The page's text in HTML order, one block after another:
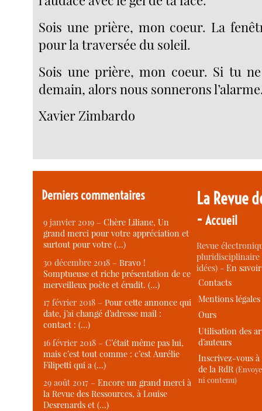
Sois une prière, mon coeur. La
pour la traversée du soleil.
Sois une prière, mon coeur. Si tu
demain, alors nous sonnerons
Xavier Zimbardo
Derniers commentaires
9 janvier 2019 –Chère Liliane, Un
grand merci pour votre appréciation et
surtout pour votre (…)
30 décembre 2018 –Bravo !
Somptueuse et riche présentation de ce
merveilleux poète et érudit. (…)
17 février 2018 –Pour cette annonce qui
date, j’ai changé d’adresse mail :
contact : (…)
16 février 2018 –C’était même pas lui,
mais c’est tout comme : c’est Aurélie
Filipetti qui a (…)
29 août 2017 –Encore un grand merci à
la Revue des Ressources, à Louise
Desrenards et (…)
La Revue
-Accueil
Revue
idées) -En
Contacts
Mentions légales
Ours
Utilisation des
d’auteurs
Inscrivez-vous
de la RdR
ni contenu)